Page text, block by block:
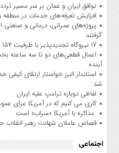
توافق ایران و عمان بر سر مسیر
افزایش تعرفه‌های خدمات در منطقه
پروژه‌های عمرانی، درمانی و صنعتی
گرفتند
۱۷ نیروگاه تجدیدپذیر با ظرفیت ۱۵۴ مگاوات به شبکه پیوست
اعمال قطعی‌های دو تا سه ساعته
آینده
استاندار البرز خواستار ارتقای
شد
لفاظی دوباره ترامپ علیه ایران
کاری می کنیم که در آمریکا عزای
مذاکره با آمریکا «سراب» است
قصاص عاملان شهادت رهبر انقلاب
اجتماعی